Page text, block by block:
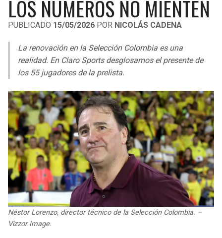
LIGA DE EXPANSIÓN MX
LEAGUES CUP
UEFA EUROPA LEAGUE
UEFA CONFERENCE LEAGUE
MLS
COPA LIBERTADORES
COPA SUDAMERICANA
LIGA BETPLAY
OTRAS LIGAS
RAIDERS
CHARGERS
RAVENS
BENGALS
BROWNS
STEELERS
TEXANS
COLTS
CAVALIERS
PISTONS
PACERS
BUCKS
HAWKS
HORNETS
HEAT
MAGIC
LOS NÚMEROS NO MIENTEN
PUBLICADO 15/05/2026 POR NICOLÁS CADENA
La renovación en la Selección Colombia es una
realidad. En Claro Sports desglosamos el presente de
los 55 jugadores de la prelista.
Néstor Lorenzo, director técnico de la Selección Colombia. –
Vizzor Image.